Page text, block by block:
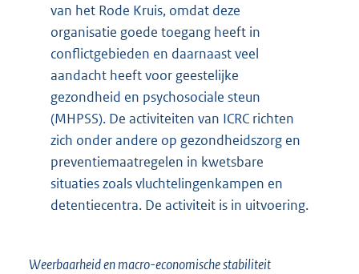
van het Rode Kruis, omdat deze
organisatie goede toegang heeft in
conflictgebieden en daarnaast veel
aandacht heeft voor geestelijke
gezondheid en psychosociale steun
(MHPSS). De activiteiten van ICRC richten
zich onder andere op gezondheidszorg en
preventiemaatregelen in kwetsbare
situaties zoals vluchtelingenkampen en
detentiecentra. De activiteit is in uitvoering.
Weerbaarheid en macro-economische stabiliteit